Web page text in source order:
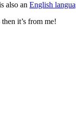
also an English
it’s from me!